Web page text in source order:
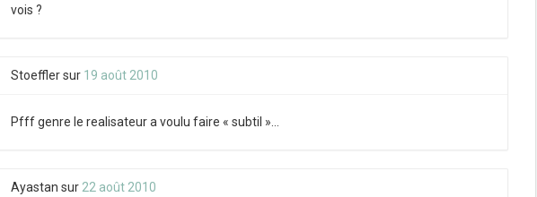
vois ?
Stoefflersur 19 août 2010
Pfff genre le realisateur a voulu faire « subtil »…
Ayastan sur22 août 2010